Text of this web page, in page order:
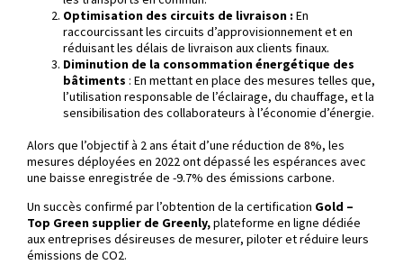
Optimisation des circuits de livraison : En
raccourcissant les circuits d’approvisionnement et en
réduisant les délais de livraison aux clients finaux.
Diminution de la consommation énergétique des
bâtiments : En mettant en place des mesures telles que,
l’utilisation responsable de l’éclairage, du chauffage, et la
sensibilisation des collaborateurs à l’économie d’énergie.
Alors que l’objectif à 2 ans était d’une réduction de 8%, les
mesures déployées en 2022 ont dépassé les espérances avec
une baisse enregistrée de -9.7% des émissions carbone.
Un succès confirmé par l’obtention de la certification Gold –
Top Green supplier de Greenly,plateforme en ligne dédiée
aux entreprises désireuses de mesurer, piloter et réduire leurs
émissions de CO2.